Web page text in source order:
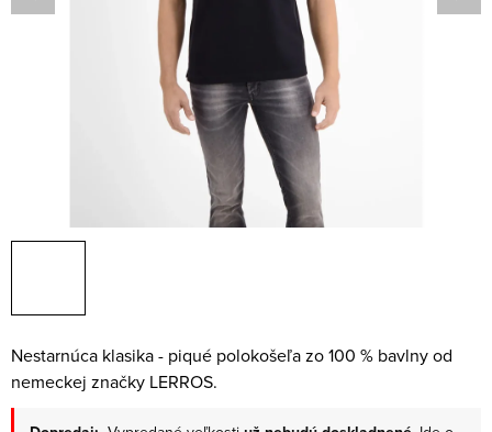
Nestarnúca klasika - piqué polokošeľa zo 100 % bavlny od
nemeckej značky LERROS.